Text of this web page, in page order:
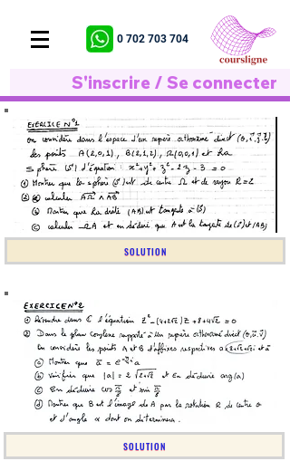
0 702 703 704
S'inscrire / Se connecter
SOLUTION
SOLUTION